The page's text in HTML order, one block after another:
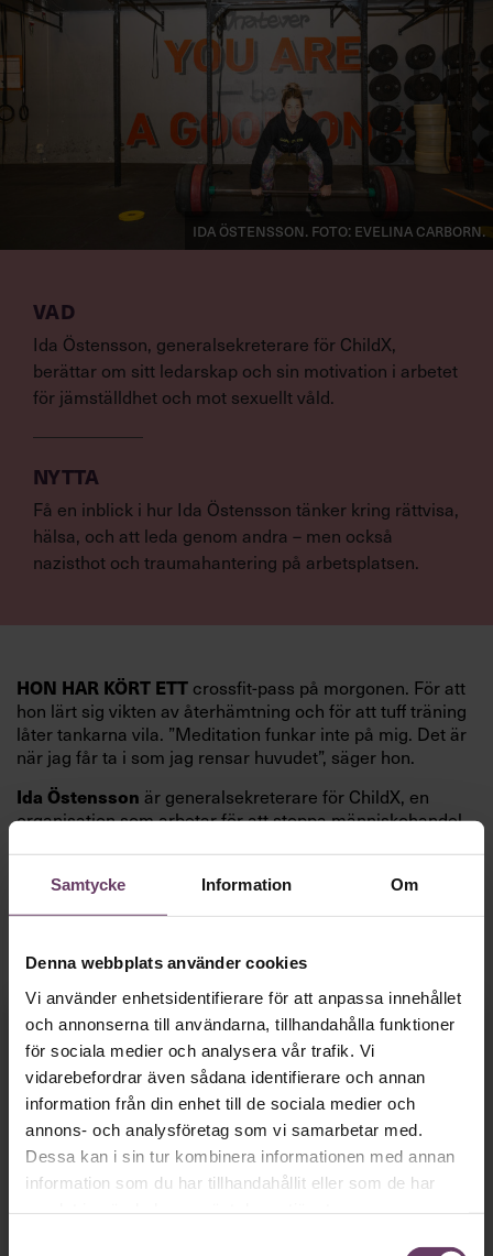
Samtycke Information Om
Denna webbplats använder cookies
Vi använder enhetsidentifierare för att anpassa innehållet
och annonserna till användarna, tillhandahålla funktioner
för sociala medier och analysera vår trafik. Vi
vidarebefordrar även sådana identifierare och annan
information från din enhet till de sociala medier och
annons- och analysföretag som vi samarbetar med.
Dessa kan i sin tur kombinera informationen med annan
information som du har tillhandahållit eller som de har
VAD
Ida Östensson, generalsekreterare för ChildX,
berättar om sitt ledarskap och sin motivation i arbetet
för jämställdhet och mot sexuellt våld.
NYTTA
Få en inblick i hur Ida Östensson tänker kring rättvisa,
hälsa, och att leda genom andra – men också
nazisthot och traumahantering på arbetsplatsen.
Ida Östensson. Foto: Evelina Carborn.
HON HAR KÖRT ETT crossfit-pass på morgonen. För att
hon lärt sig vikten av återhämtning och för att tuff träning
låter tankarna vila. ”Meditation funkar inte på mig. Det är
när jag får ta i som jag rensar huvudet”, säger hon.
Ida Östensson är generalsekreterare för ChildX, en
organisation som arbetar för att stoppa människohandel
barndomen rustade henne tidigt för att våga göra sin röst
hörd och stå upp mot orättvisor och övergrepp.
Fokuset på lösningar och målinriktade kampanjer har
präglat hela hennes karriär.
”Jag ältar inte problem, jag löser dem”, säger hon.
Fortsätt läsa kostnadsfritt!
Vi behöver baraen
minut…